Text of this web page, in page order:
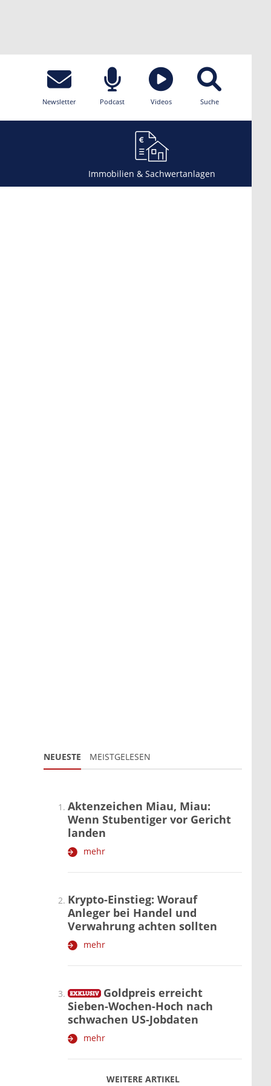
Newsletter Podcast Videos Suche
Immobilien & Sachwertanlagen
NEUESTE MEISTGELESEN
WEITERE ARTIKEL
zurückweiter
Aktenzeichen Miau, Miau:
Wenn Stubentiger vor Gericht
landen
mehr
Krypto-Einstieg: Worauf
Anleger bei Handel und
Verwahrung achten sollten
mehr
Goldpreis erreicht
Sieben-Wochen-Hoch nach
schwachen US-Jobdaten
mehr